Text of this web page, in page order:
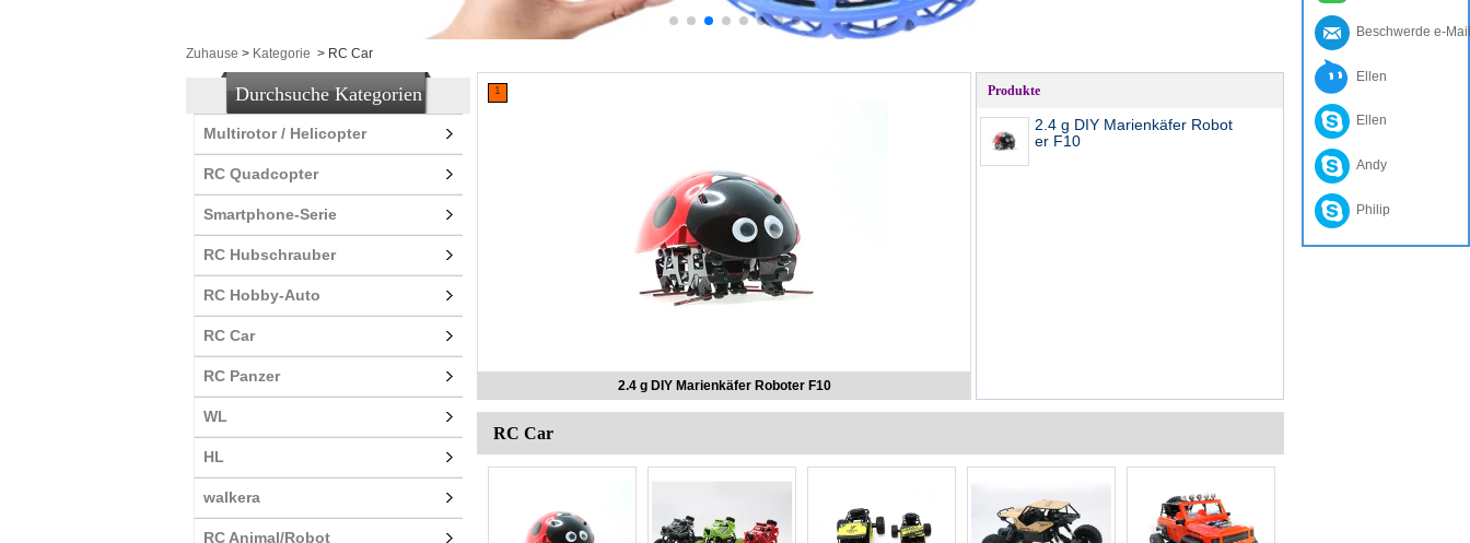
Zuhause > Kategorie > RC Car
Durchsuche Kategorien
Multirotor / Helicopter
RC Quadcopter
Smartphone-Serie
RC Hubschrauber
RC Hobby-Auto
RC Car
RC Panzer
WL
HL
walkera
RC Animal/Robot
1
2.4 g DIY Marienkäfer Roboter F10
Produkte
2.4 g DIY Marienkäfer Robot
er F10
RC Car
Beschwerde e-Mail
Ellen
Ellen
Andy
Philip